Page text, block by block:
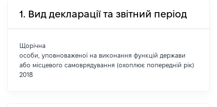
1. Вид декларації та звітний період
Щорічна
особи, уповноваженої на виконання функцій держави
або місцевого самоврядування (охоплює попередній рік)
2018